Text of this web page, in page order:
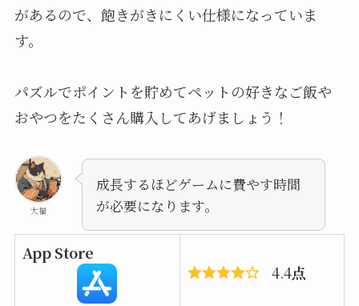
があるので、飽きがきにくい仕様になっていま
す。
パズルでポイントを貯めてペットの好きなご飯や
おやつをたくさん購入してあげましょう！
大福
成長するほどゲームに費やす時間
が必要になります。
App Store
4.4点